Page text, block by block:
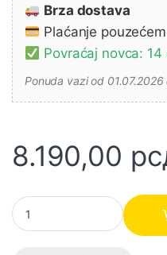
Brza dostava
Plaćanje
Povraćaj novca: 14
Ponuda vazi od
8.190,00
Kružna testera 185mm